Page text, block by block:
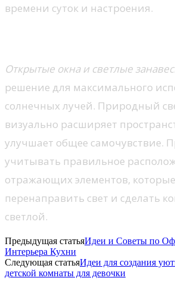
времени суток и настроения.
Открытые окна и светлые
решение для максимального
солнечных лучей. Природный
визуально расширяет
улучшает общее самочувствие.
учитывать правильное
отражающих элементов,
перенаправить свет и сделать
светлой.
Предыдущая статьяИдеи и Советы по
Интерьера Кухни
Следующая статьяИдеи для создания
детской комнаты для девочки